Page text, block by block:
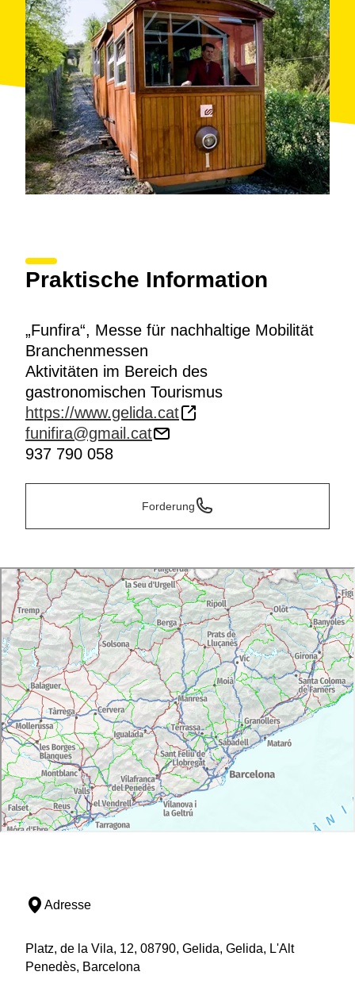
Praktische Information
„Funfira“, Messe für nachhaltige Mobilität
Branchenmessen
Aktivitäten im Bereich des
gastronomischen Tourismus
https://www.gelida.cat
funifira@gmail.cat
937 790 058
Forderung
Adresse
Platz, de la Vila, 12, 08790, Gelida, Gelida, L'Alt
Penedès, Barcelona